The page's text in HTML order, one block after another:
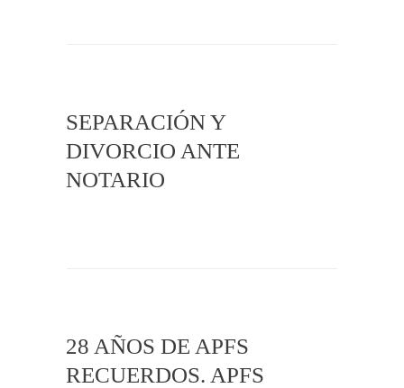
SEPARACIÓN Y
DIVORCIO ANTE
NOTARIO
28 AÑOS DE APFS
RECUERDOS. APFS